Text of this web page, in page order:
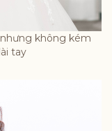
không kém
tay